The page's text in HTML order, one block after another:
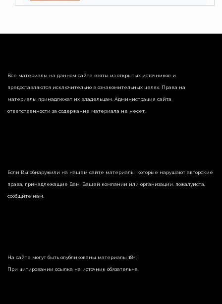
Все материалы на данном сайте взяты из открытых источников и
предоставляются исключительно в ознакомительных целях. Права на
материалы принадлежат их владельцам. Администрация сайта
ответственности за содержание материала не несет.
Если Вы обнаружили на нашем сайте материалы, которые нарушают авторские
права, принадлежащие Вам, Вашей компании или организации, пожалуйста,
сообщите нам.
На сайте могут быть опубликованы материалы 18+!
При цитировании ссылка на источник обязательна.